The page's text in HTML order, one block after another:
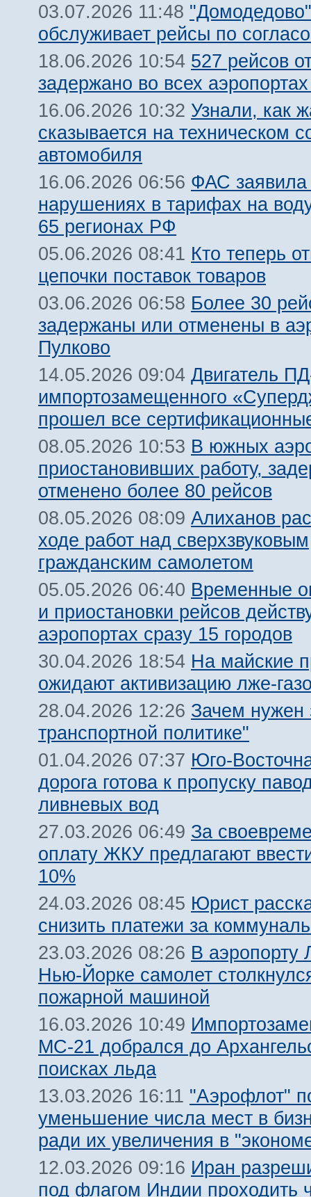
03.07.2026 11:48 "Домодедово"
обслуживает рейсы по
18.06.2026 10:54 527 рейсов
задержано во всех
16.06.2026 10:32 Узнали, как
сказывается на техническом
автомобиля
16.06.2026 06:56 ФАС заявила
нарушениях в тарифах на
65 регионах РФ
05.06.2026 08:41 Кто теперь
цепочки поставок товаров
03.06.2026 06:58 Более 30
задержаны или отменены в
Пулково
14.05.2026 09:04 Двигатель
импортозамещенного
прошел все
08.05.2026 10:53 В южных
приостановивших работу,
отменено более 80 рейсов
08.05.2026 08:09 Алиханов
ходе работ над сверхзвуковым
гражданским самолетом
05.05.2026 06:40 Временные
и приостановки рейсов
аэропортах сразу 15 городов
30.04.2026 18:54 На майские
ожидают активизацию лже-
28.04.2026 12:26 Зачем нужен
транспортной политике"
01.04.2026 07:37 Юго-
дорога готова к пропуску
ливневых вод
27.03.2026 06:49 За
оплату ЖКУ предлагают
10%
24.03.2026 08:45 Юрист
снизить платежи за
23.03.2026 08:26 В аэропорту
Нью-Йорке самолет
пожарной машиной
16.03.2026 10:49
МС-21 добрался до
поисках льда
13.03.2026 16:11 "Аэрофлот"
уменьшение числа мест в
ради их увеличения в
12.03.2026 09:16 Иран
под флагом Индии проходить